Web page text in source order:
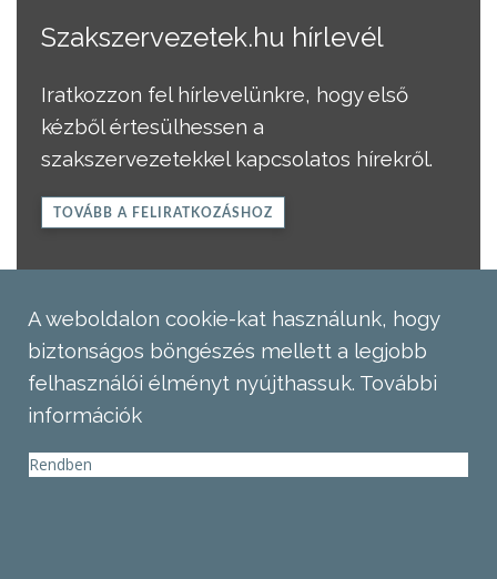
Szakszervezetek.hu hírlevél
Iratkozzon fel hírlevelünkre, hogy első
kézből értesülhessen a
szakszervezetekkel kapcsolatos hírekről.
TOVÁBB A FELIRATKOZÁSHOZ
A weboldalon cookie-kat használunk, hogy
biztonságos böngészés mellett a legjobb
felhasználói élményt nyújthassuk. További
információk
Rendben